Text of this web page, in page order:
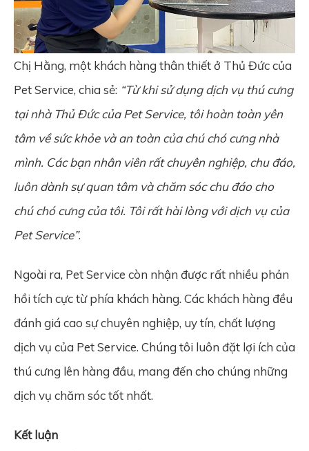
Chị Hằng, một khách hàng thân thiết ở Thủ Đức của
Pet Service, chia sẻ: “Từ khi sử dụng dịch vụ thú cưng
tại nhà Thủ Đức của Pet Service, tôi hoàn toàn yên
tâm về sức khỏe và an toàn của chú chó cưng nhà
mình. Các bạn nhân viên rất chuyên nghiệp, chu đáo,
luôn dành sự quan tâm và chăm sóc chu đáo cho
chú chó cưng của tôi. Tôi rất hài lòng với dịch vụ của
Pet Service”.
Ngoài ra, Pet Service còn nhận được rất nhiều phản
hồi tích cực từ phía khách hàng. Các khách hàng đều
đánh giá cao sự chuyên nghiệp, uy tín, chất lượng
dịch vụ của Pet Service. Chúng tôi luôn đặt lợi ích của
thú cưng lên hàng đầu, mang đến cho chúng những
dịch vụ chăm sóc tốt nhất.
Kết luận